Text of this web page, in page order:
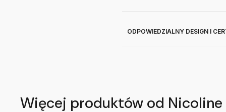
ODPOWIEDZIALNY DESIGN I
Więcej produktów od Nicoline